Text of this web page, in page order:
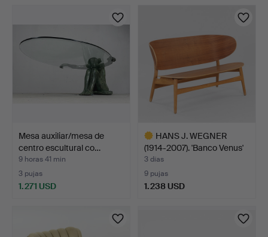
Mesa auxiliar/mesa de
centro escultural co…
9 horas 41 min
3 pujas
1.271 USD
HANS J. WEGNER
(1914-2007). 'Banco Venus'
…
3 días
9 pujas
1.238 USD